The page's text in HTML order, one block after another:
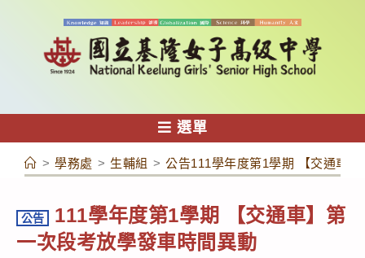
容
選單
> 學務處 > 生輔組 > 公告111學年度第1學期 【交通車
公告
111學年度第1學期 【交通車】第
一次段考放學發車時間異動